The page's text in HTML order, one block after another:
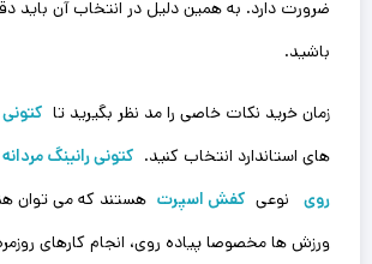
ضرورت دارد. به همین دلیل در انتخاب آن باید
باشید.
زمان خرید نکات خاصی را مد نظر بگیرید تا کتونی
های استاندارد انتخاب کنید. کتونی رانینگ مردانه
روی نوعی کفش اسپرت هستند که می توان
ورزش ها مخصوصا پیاده روی، انجام کارهای